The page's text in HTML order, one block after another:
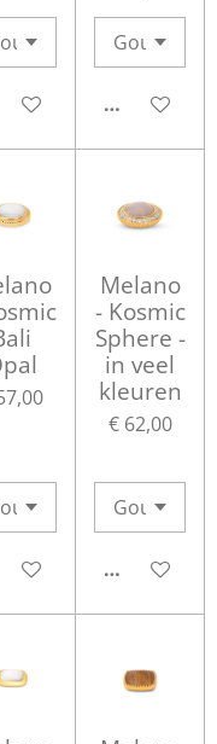
IN
Melano
- Kosmic
Sphere -
in veel
kleuren
€ 62,00
IN